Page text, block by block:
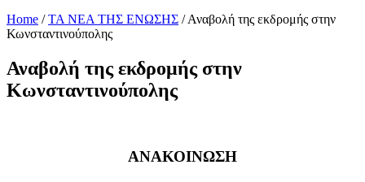
Home /ΤΑ ΝΕΑ ΤΗΣ ΕΝΩΣΗΣ /Αναβολή της εκδρομής στην
Κωνσταντινούπολης
Αναβολή της εκδρομής στην
Κωνσταντινούπολης
ΑΝΑΚΟΙΝΩΣΗ